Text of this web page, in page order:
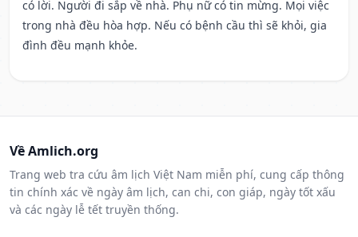
có lời. Người đi sắp về nhà. Phụ nữ có tin mừng. Mọi việc
trong nhà đều hòa hợp. Nếu có bệnh cầu thì sẽ khỏi, gia
đình đều mạnh khỏe.
Về Amlich.org
Trang web tra cứu âm lịch Việt Nam miễn phí, cung cấp thông
tin chính xác về ngày âm lịch, can chi, con giáp, ngày tốt xấu
và các ngày lễ tết truyền thống.